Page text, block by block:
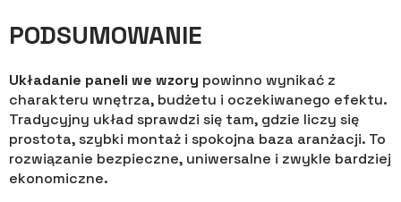
PODSUMOWANIE
Układanie paneli we wzory powinno wynikać z
charakteru wnętrza, budżetu i oczekiwanego efektu.
Tradycyjny układ sprawdzi się tam, gdzie liczy się
prostota, szybki montaż i spokojna baza aranżacji. To
rozwiązanie bezpieczne, uniwersalne i zwykle bardziej
ekonomiczne.